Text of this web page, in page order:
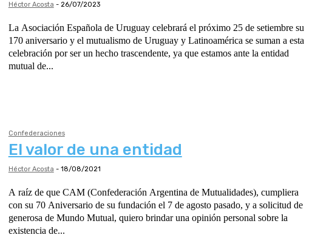
Héctor Acosta - 26/07/2023
La Asociación Española de Uruguay celebrará el próximo 25 de setiembre su
170 aniversario y el mutualismo de Uruguay y Latinoamérica se suman a esta
celebración por ser un hecho trascendente, ya que estamos ante la entidad
mutual de...
Confederaciones
El valor de una entidad
Héctor Acosta - 18/08/2021
A raíz de que CAM (Confederación Argentina de Mutualidades), cumpliera
con su 70 Aniversario de su fundación el 7 de agosto pasado, y a solicitud de
generosa de Mundo Mutual, quiero brindar una opinión personal sobre la
existencia de...